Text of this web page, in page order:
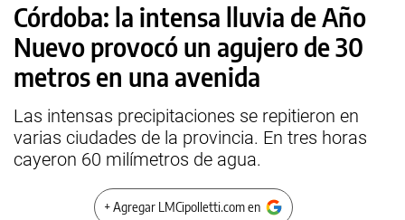
Córdoba: la intensa lluvia de Año
Nuevo provocó un agujero de 30
metros en una avenida
Las intensas precipitaciones se repitieron en
varias ciudades de la provincia. En tres horas
cayeron 60 milímetros de agua.
+ Agregar LMCipolletti.com en